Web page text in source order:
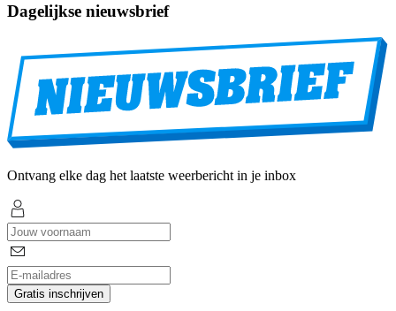
Dagelijkse nieuwsbrief
Ontvang elke dag het laatste weerbericht in je inbox
Gratis inschrijven